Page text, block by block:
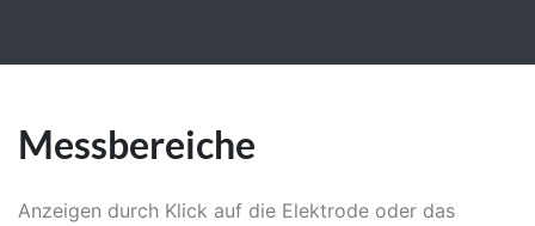
Messbereiche
Anzeigen durch Klick auf die Elektrode oder das